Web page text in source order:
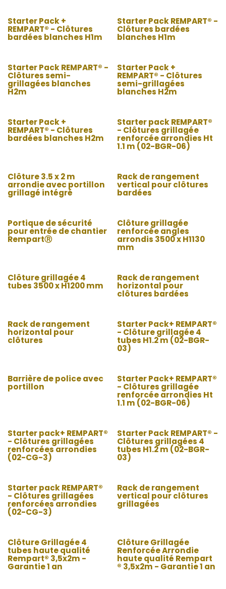
Starter Pack +
REMPART® - Clôtures
bardées blanches H1m
Starter Pack REMPART® -
Clôtures bardées
blanches H1m
Starter Pack REMPART® -
Clôtures semi-
grillagées blanches
H2m
Starter Pack +
REMPART® - Clôtures
semi-grillagées
blanches H2m
Starter Pack +
REMPART® - Clôtures
bardées blanches H2m
Starter pack REMPART®
- Clôtures grillagée
renforcée arrondies Ht
1.1 m (02-BGR-06)
Clôture 3.5 x 2 m
arrondie avec portillon
grillagé intégré
Rack de rangement
vertical pour clôtures
bardées
Portique de sécurité
pour entrée de chantier
RempartⓇ
Clôture grillagée
renforcée angles
arrondis 3500 x H1130
mm
Clôture grillagée 4
tubes 3500 x H1200 mm
Rack de rangement
horizontal pour
clôtures bardées
Rack de rangement
horizontal pour
clôtures
Starter Pack+ REMPART®
- Clôture grillagée 4
tubes H1.2 m (02-BGR-
03)
Barrière de police avec
portillon
Starter Pack+ REMPART®
- Clôtures grillagée
renforcée arrondies Ht
1.1 m (02-BGR-06)
Starter pack+ REMPART®
- Clôtures grillagées
renforcées arrondies
(02-CG-3)
Starter Pack REMPART® -
Clôtures grillagées 4
tubes H1.2 m (02-BGR-
03)
Starter pack REMPART®
- Clôtures grillagées
renforcées arrondies
(02-CG-3)
Rack de rangement
vertical pour clôtures
grillagées
Clôture Grillagée 4
tubes haute qualité
Rempart® 3,5x2m -
Garantie 1 an
Clôture Grillagée
Renforcée Arrondie
haute qualité Rempart
® 3,5x2m - Garantie 1 an